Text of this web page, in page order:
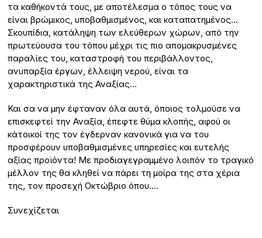
τα καθήκοντά τους, με αποτέλεσμα ο τόπος τους να
είναι βρώμικος, υποβαθμισμένος, και καταπατημένος…
Σκουπίδια, κατάληψη των ελεύθερων χώρων, από την
πρωτεύουσα του τόπου μέχρι τις πιο απομακρυσμένες
παραλίες του, καταστροφή του περιβάλλοντος,
ανυπαρξία έργων, έλλειψη νερού, είναι τα
χαρακτηριστικά της Αναξίας…
Και σα να μην έφταναν όλα αυτά, όποιος τολμούσε να
επισκεφτεί την Αναξία, έπεφτε θύμα κλοπής, αφού οι
κάτοικοί της τον έγδερναν κανονικά για να του
προσφέρουν υποβαθμισμένες υπηρεσίες και ευτελής
αξίας προϊόντα! Με προδιαγεγραμμένο λοιπόν το τραγικό
μέλλον της θα κληθεί να πάρει τη μοίρα της στα χέρια
της, τον προσεχή Οκτώβριο όπου….
Συνεχίζεται